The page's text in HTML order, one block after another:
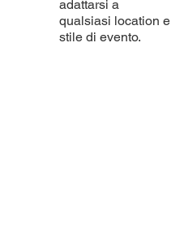
adattarsi a
qualsiasi location e
stile di evento.